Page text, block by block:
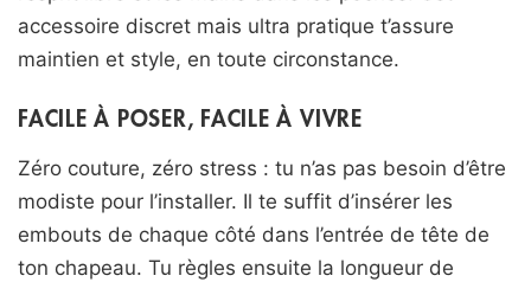
accessoire discret mais ultra pratique t’assure
maintien et style, en toute circonstance.
FACILE À POSER, FACILE À VIVRE
Zéro couture, zéro stress : tu n’as pas besoin d’être
modiste pour l’installer. Il te suffit d’insérer les
embouts de chaque côté dans l’entrée de tête de
ton chapeau. Tu règles ensuite la longueur de